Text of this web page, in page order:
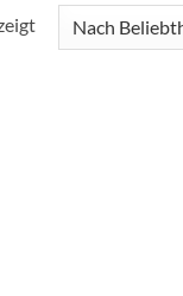
Nach
Beliebtheit